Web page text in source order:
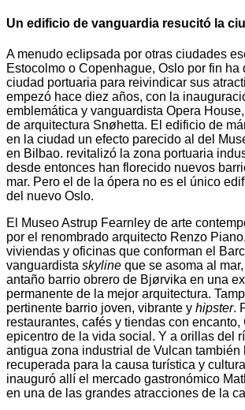
Un edificio de vanguardia resucitó la
A menudo eclipsada por otras ciudades
Estocolmo o Copenhague, Oslo por fin ha
ciudad portuaria para reivindicar sus
empezó hace diez años, con la
emblemática y vanguardista Opera
de arquitectura Snøhetta. El edificio de
en la ciudad un efecto parecido al del
en Bilbao. revitalizó la zona portuaria
desde entonces han florecido nuevos
mar. Pero el de la ópera no es el único
del nuevo Oslo.
El Museo Astrup Fearnley de arte
por el renombrado arquitecto Renzo
viviendas y oficinas que conforman el
vanguardista skyline que se asoma al
antaño barrio obrero de Bjørvika en una
permanente de la mejor arquitectura.
pertinente barrio joven, vibrante y hipster.
restaurantes, cafés y tiendas con encanto,
epicentro de la vida social. Y a orillas del
antigua zona industrial de Vulcan también
recuperada para la causa turística y
inauguró allí el mercado gastronómico
en una de las grandes atracciones de la